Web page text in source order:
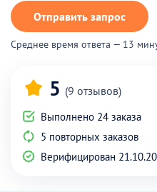
Отправить запрос
Среднее время ответа — 13
5 (9 отзывов)
Выполнено 24 заказа
5 повторных заказов
Верифицирован